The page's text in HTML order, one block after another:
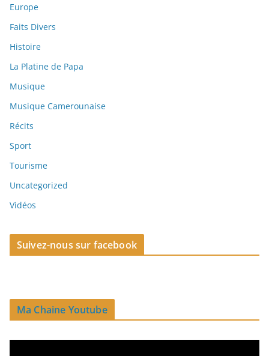
Europe
Faits Divers
Histoire
La Platine de Papa
Musique
Musique Camerounaise
Récits
Sport
Tourisme
Uncategorized
Vidéos
Suivez-nous sur facebook
Ma Chaine Youtube